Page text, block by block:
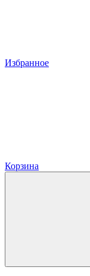
Избранное
Корзина